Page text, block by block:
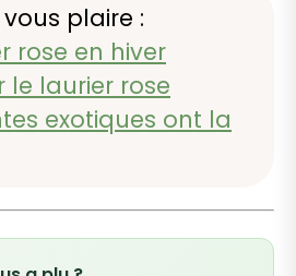
plaire :
rose en hiver
le laurier rose
exotiques ont la